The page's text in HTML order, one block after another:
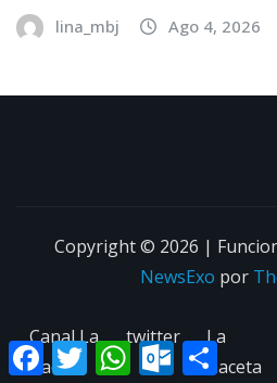
lina_mbj Ago 4, 2026
Copyright © 2026 |
NewsExo por
Canal La
Gaceta
twitter
La
Gaceta
Facebook
TwitterWhatsAppOutlook.com